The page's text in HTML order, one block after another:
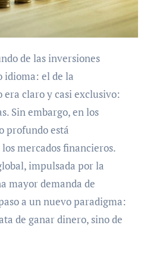
idioma: el de la
claro y casi exclusivo:
Sin embargo, en los
profundo está
mercados financieros.
impulsada por la
mayor demanda de
a un nuevo paradigma:
de ganar dinero, sino de